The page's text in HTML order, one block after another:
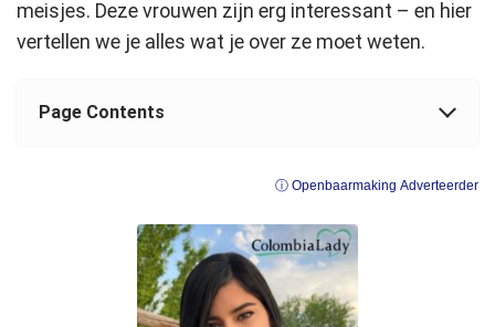
meisjes. Deze vrouwen zijn erg interessant – en hier
vertellen we je alles wat je over ze moet weten.
Page Contents
ⓘ Openbaarmaking Adverteerder